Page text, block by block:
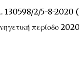
130598/2/5-8-
περίοδο